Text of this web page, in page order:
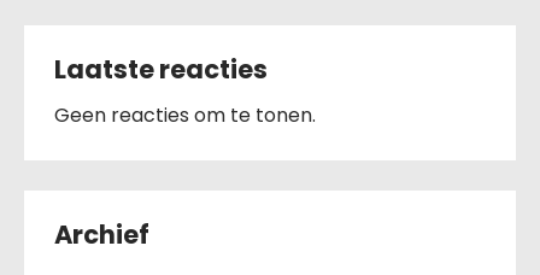
Laatste reacties
Geen reacties om te tonen.
Archief